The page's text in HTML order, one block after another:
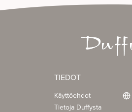
TIEDOT
Käyttöehdot
Tietoja Duffysta